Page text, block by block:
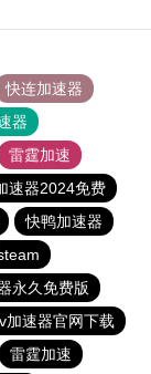
快连加速器
器
雷霆加速
速器2024免费
快鸭加速器
永久免费版
加速器官网下载
雷霆加速